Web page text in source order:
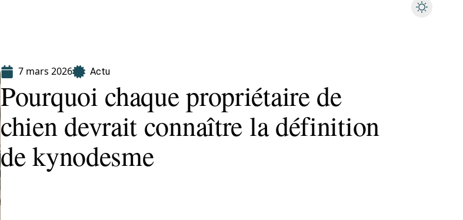
7 mars 2026 Actu
Pourquoi chaque propriétaire de
chien devrait connaître la définition
de kynodesme